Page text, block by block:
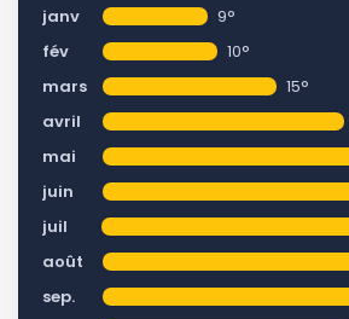
janv
9°
fév
10°
mars
15°
avril
mai
juin
juil
août
sep.